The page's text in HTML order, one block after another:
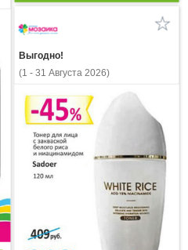
Выгодно!
(1 - 31 Августа 2026)